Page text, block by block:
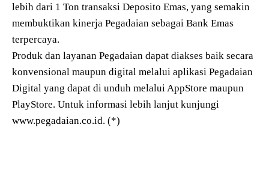
lebih dari 1 Ton transaksi Deposito Emas, yang semakin
membuktikan kinerja Pegadaian sebagai Bank Emas
terpercaya.
Produk dan layanan Pegadaian dapat diakses baik secara
konvensional maupun digital melalui aplikasi Pegadaian
Digital yang dapat di unduh melalui AppStore maupun
PlayStore. Untuk informasi lebih lanjut kunjungi
www.pegadaian.co.id. (*)